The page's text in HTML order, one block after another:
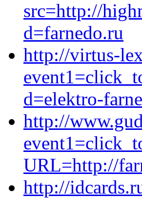
src=http://
d=farnedo.ru
http://virtus-
d=elektro-
http://
URL=http://
http://